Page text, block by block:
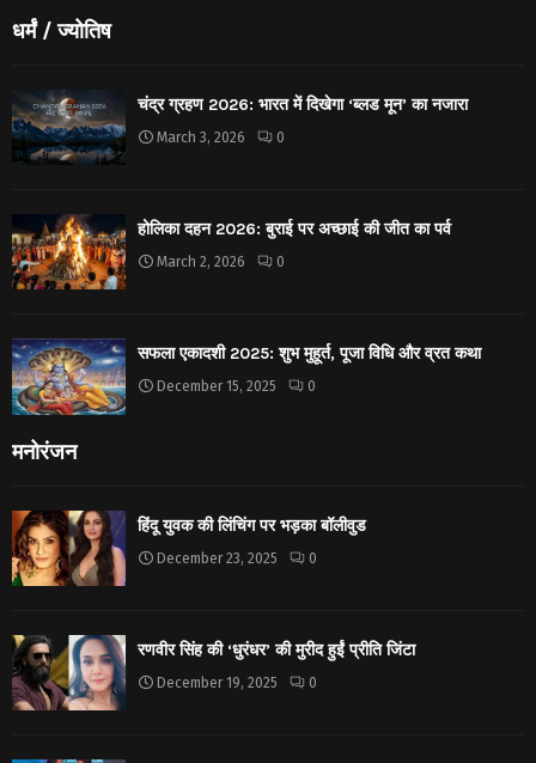
धर्मं / ज्योतिष
चंद्र ग्रहण 2026: भारत में दिखेगा ‘ब्लड मून’ का नजारा
March 3, 2026 0
होलिका दहन 2026: बुराई पर अच्छाई की जीत का पर्व
March 2, 2026 0
सफला एकादशी 2025: शुभ मुहूर्त, पूजा विधि और व्रत कथा
December 15, 2025 0
मनोरंजन
हिंदू युवक की लिंचिंग पर भड़का बॉलीवुड
December 23, 2025 0
रणवीर सिंह की ‘धुरंधर’ की मुरीद हुईं प्रीति जिंटा
December 19, 2025 0